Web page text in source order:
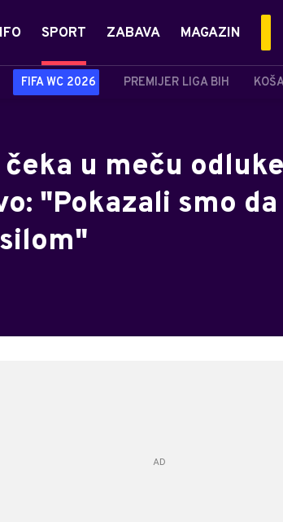
SPORT
FIFA WC 2026 PREMIJER LIGA BIH
ZABAVA MAGAZIN
u meču odluke
"Pokazali smo da